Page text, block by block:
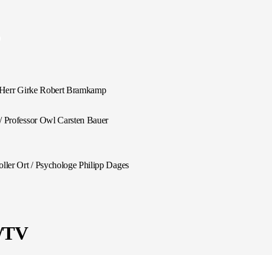
Girke Robert Bramkamp
Professor Owl Carsten Bauer
Ort / Psychologe Philipp Dages